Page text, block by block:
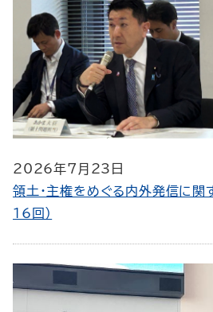
2026年7月23日
領土・主権をめぐる内外発信に関
16回）